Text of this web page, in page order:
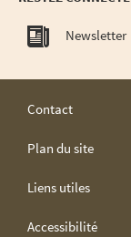
Newsletter
Contact
Plan du site
Liens utiles
Accessibilité